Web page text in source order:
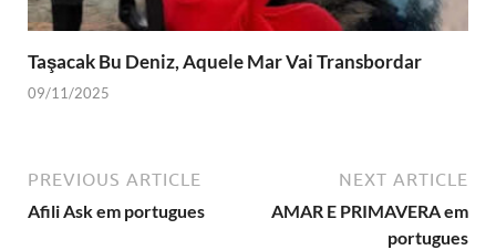
Taşacak Bu Deniz, Aquele Mar Vai Transbordar
09/11/2025
PREVIOUS ARTICLE
Afili Ask em portugues
NEXT ARTICLE
AMAR E PRIMAVERA em
portugues